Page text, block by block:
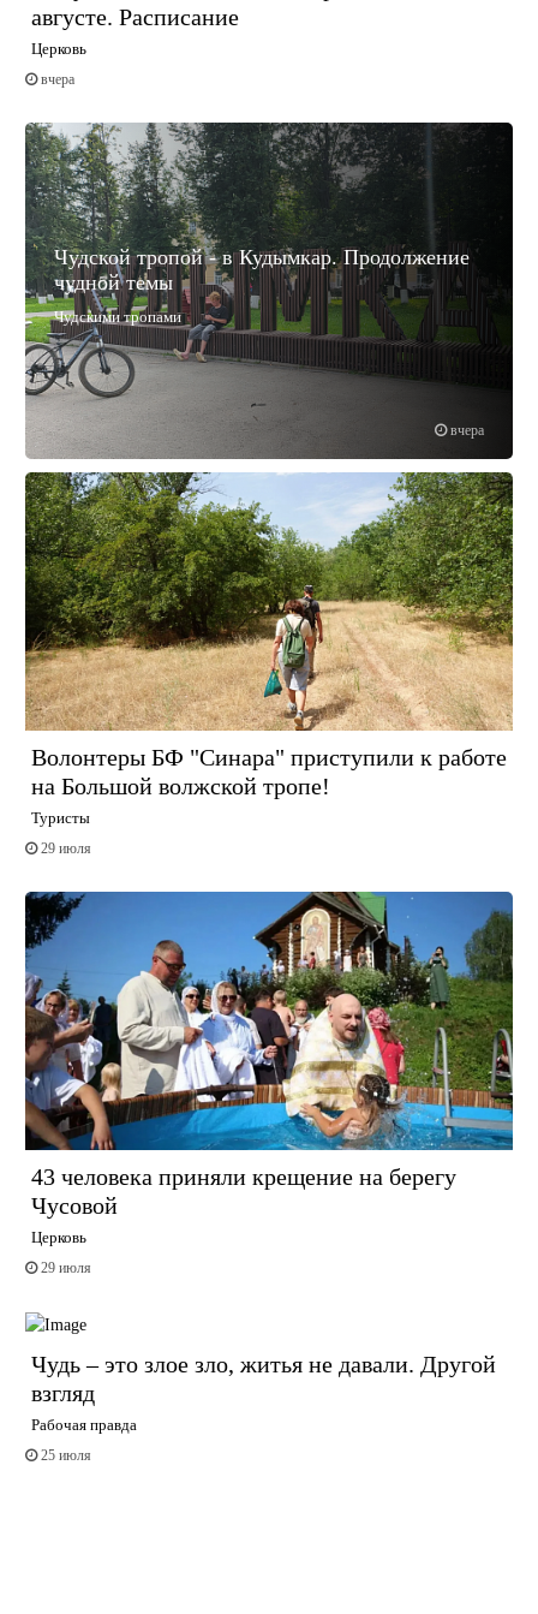
августе. Расписание
Церковь
вчера
вчера
Чудской тропой - в Кудымкар. Продолжение
чудной темы
Чудскими тропами
Волонтеры БФ "Синара" приступили к работе
на Большой волжской тропе!
Туристы
29 июля
43 человека приняли крещение на берегу
Чусовой
Церковь
29 июля
Чудь – это злое зло, житья не давали. Другой
взгляд
Рабочая правда
25 июля